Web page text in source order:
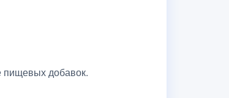
пищевых добавок.